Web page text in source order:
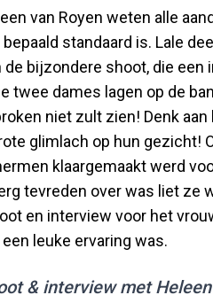
van Royen weten alle
standaard is. Lale
bijzondere shoot, die een
twee dames lagen op de
niet zult zien! Denk aan
glimlach op hun gezicht!
klaargemaakt werd
tevreden over was liet ze
en interview voor het
leuke ervaring was.
& interview met